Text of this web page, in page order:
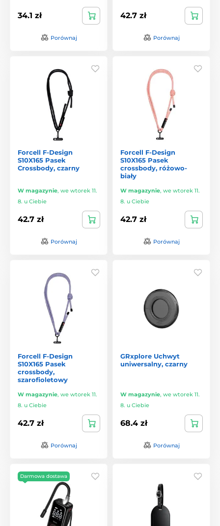
34.1 zł
Porównaj
42.7 zł
Porównaj
Forcell F-Design
S10X165 Pasek
Crossbody, czarny
W magazynie, we wtorek 11.
8. u Ciebie
42.7 zł
Porównaj
Forcell F-Design
S10X165 Pasek
crossbody, różowo-
biały
W magazynie, we wtorek 11.
8. u Ciebie
42.7 zł
Porównaj
Forcell F-Design
S10X165 Pasek
crossbody,
szarofioletowy
W magazynie, we wtorek 11.
8. u Ciebie
42.7 zł
Porównaj
GRxplore Uchwyt
uniwersalny, czarny
W magazynie, we wtorek 11.
8. u Ciebie
68.4 zł
Porównaj
Darmowa dostawa